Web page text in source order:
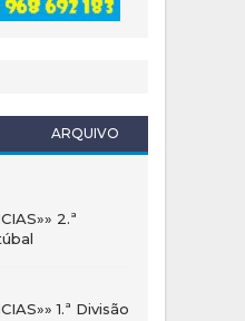
ARQUIVO
2.ª
1.ª Divisão